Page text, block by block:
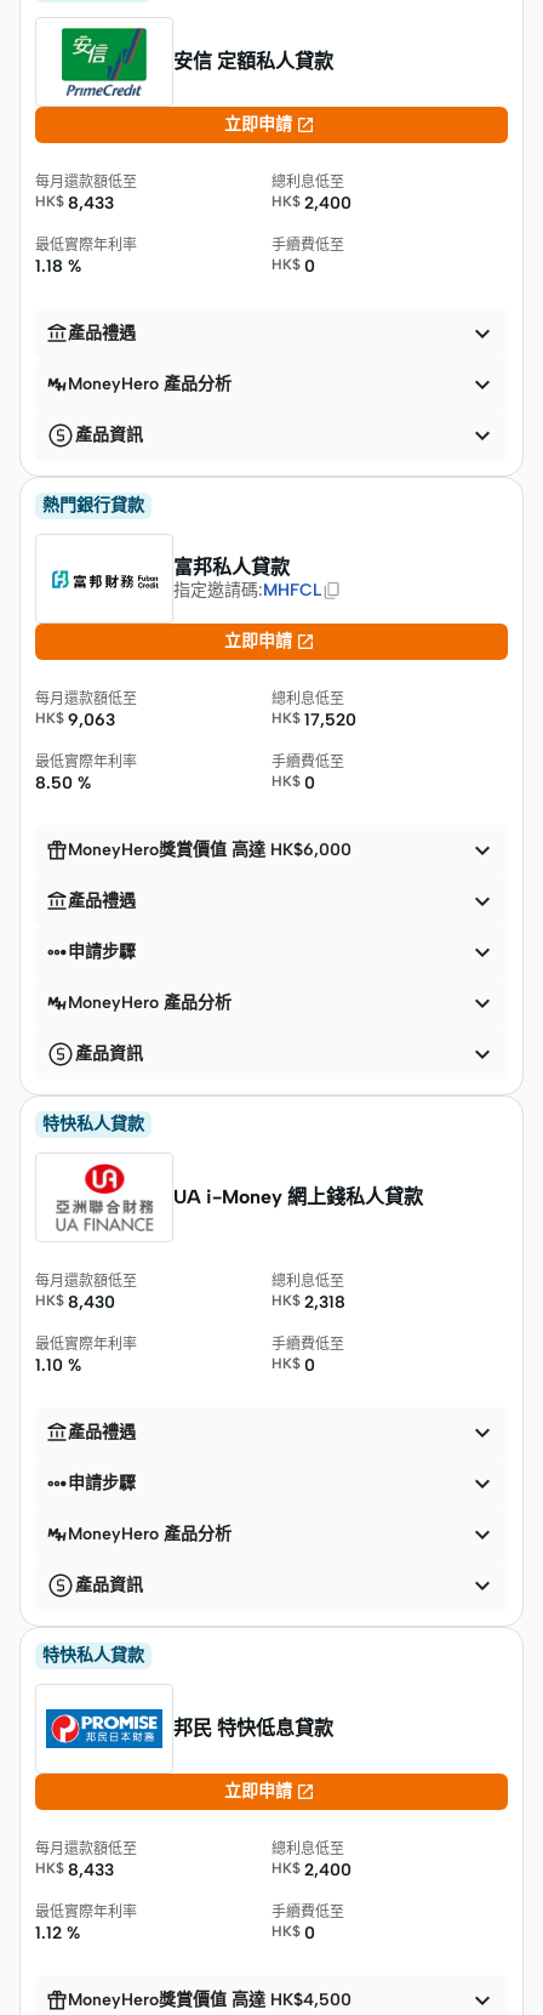
安信 定額私人貸款
立即申請 
每月還款額低至
HK$ 8,433
總利息低至
HK$ 2,400
最低實際年利率
1.18 %
手續費低至
HK$ 0
產品禮遇 
MoneyHero 產品分析 
產品資訊 
熱門銀行貸款
富邦私人貸款
指定邀請碼:MHFCL
立即申請 
每月還款額低至
HK$ 9,063
總利息低至
HK$ 17,520
最低實際年利率
8.50 %
手續費低至
HK$ 0
MoneyHero獎賞價值 高達 HK$6,000 
產品禮遇 
申請步驟 
MoneyHero 產品分析 
產品資訊 
特快私人貸款
UA i-Money 網上錢私人貸款
每月還款額低至
HK$ 8,430
總利息低至
HK$ 2,318
最低實際年利率
1.10 %
手續費低至
HK$ 0
產品禮遇 
申請步驟 
MoneyHero 產品分析 
產品資訊 
特快私人貸款
邦民 特快低息貸款
立即申請 
每月還款額低至
HK$ 8,433
總利息低至
HK$ 2,400
最低實際年利率
1.12 %
手續費低至
HK$ 0
MoneyHero獎賞價值 高達 HK$4,500 